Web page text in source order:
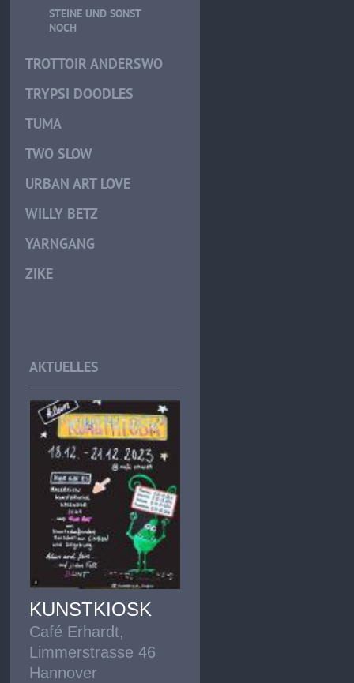
STEINE UND SONST
NOCH
TROTTOIR ANDERSWO
TRYPSI DOODLES
TUMA
TWO SLOW
URBAN ART LOVE
WILLY BETZ
YARNGANG
ZIKE
AKTUELLES
KUNSTKIOSK
Café Erhardt,
Limmerstrasse 46
Hannover